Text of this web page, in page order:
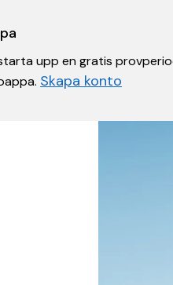
upp en gratis
Skapa konto